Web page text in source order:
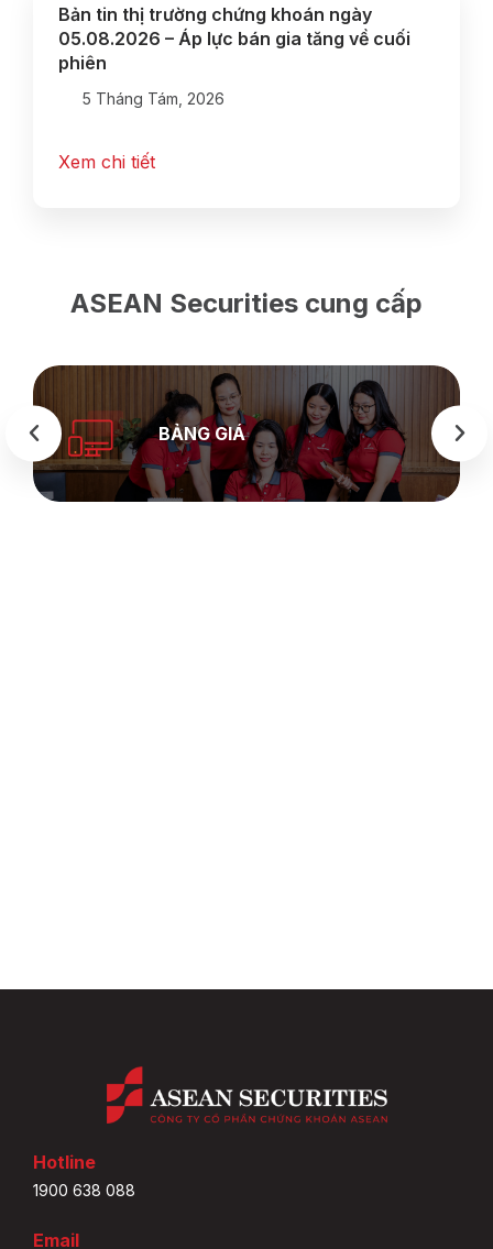
Bản tin thị trường chứng khoán ngày
05.08.2026 – Áp lực bán gia tăng về cuối
phiên
5 Tháng Tám, 2026
Xem chi tiết
ASEAN Securities cung cấp
BẢNG GIÁ
Hotline
1900 638 088
Email